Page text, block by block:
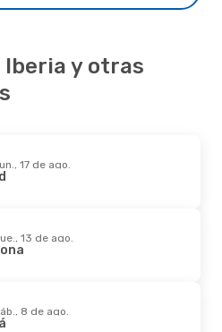
y otras
17 de ago.
13 de ago.
8 de ago.